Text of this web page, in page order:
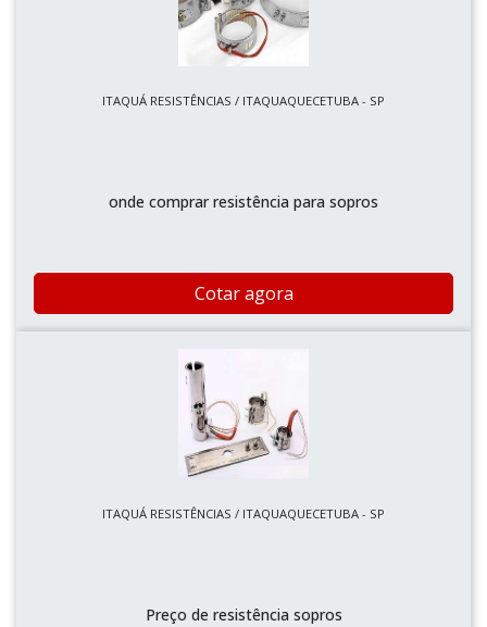
ITAQUÁ RESISTÊNCIAS / ITAQUAQUECETUBA - SP
onde comprar resistência para sopros
Cotar agora
ITAQUÁ RESISTÊNCIAS / ITAQUAQUECETUBA - SP
Preço de resistência sopros